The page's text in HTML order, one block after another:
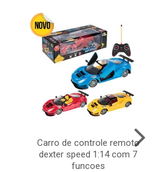
Carro de controle remoto
dexter speed 1:14 com 7
funcoes